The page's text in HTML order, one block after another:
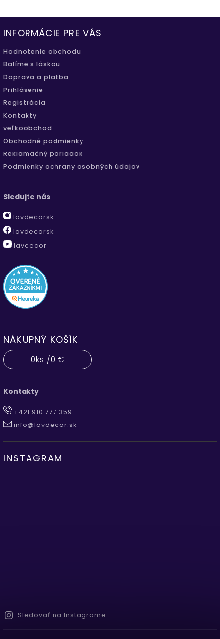
INFORMÁCIE PRE VÁS
Hodnotenie obchodu
Balíme s láskou
Doprava a platba
Prihlásenie
Registrácia
Kontakty
veľkoobchod
Obchodné podmienky
Reklamačný poriadok
Podmienky ochrany osobných údajov
Sledujte nás
lavdecorsk
lavdecorsk
lavdecor
NÁKUPNÝ KOŠÍK
0ks /0 €
Kontakty
+421 910 777 359
info@lavdecor.sk
INSTAGRAM
Sledovať na Instagrame